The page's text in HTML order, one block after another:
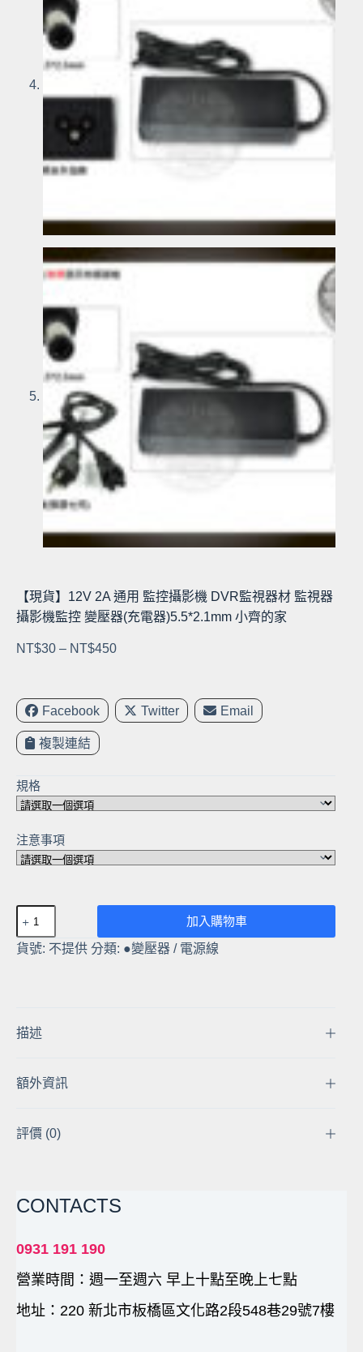
【現貨】12V 2A 通用 監控攝影機 DVR監視器材 監視器
攝影機監控 變壓器(充電器)5.5*2.1mm 小齊的家
NT$30 – NT$450價
圍：
Facebook Twitter Email
複製連結
規格
注意事項
【現
貨】
12V
監
影
DVR
材
視
攝
影
加入購物車
貨號: 不提供 分類: ●變壓器 / 電源線
描述
額外資訊
評價 (0)
CONTACTS
0931 191 190
營業時間：週一至週六 早上十點至晚上七點
地址：220 新北市板橋區文化路2段548巷29號7樓